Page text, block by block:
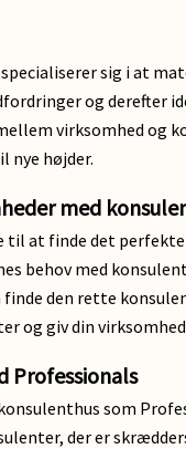
sig i at
og derefter
virksomhed og
nye højder.
med
til at finde det
behov med
den rette
og giv din
Professionals
som
der er